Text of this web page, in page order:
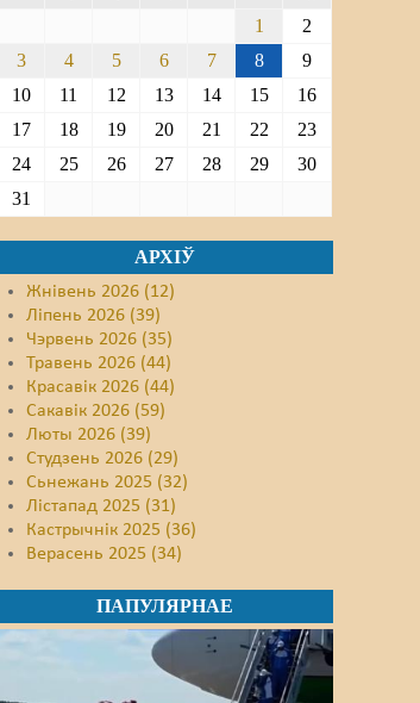
1
2
3
4 5 6 7 8
9
10
11 12 13 14 15
16
17
18 19 20 21 22
23
24
25 26 27 28 29
30
31
АРХІЎ
Жнівень 2026 (12)
Ліпень 2026 (39)
Чэрвень 2026 (35)
Травень 2026 (44)
Красавік 2026 (44)
Сакавік 2026 (59)
Люты 2026 (39)
Студзень 2026 (29)
Сьнежань 2025 (32)
Лістапад 2025 (31)
Кастрычнік 2025 (36)
Верасень 2025 (34)
ПАПУЛЯРНАЕ